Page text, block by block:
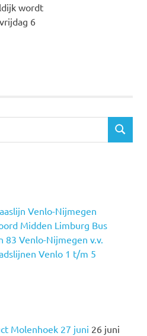
wordt
6
Z
Venlo-Nijmegen
Midden Limburg Bus
Venlo-Nijmegen v.v.
Venlo 1 t/m 5
Molenhoek 27 juni 26 juni